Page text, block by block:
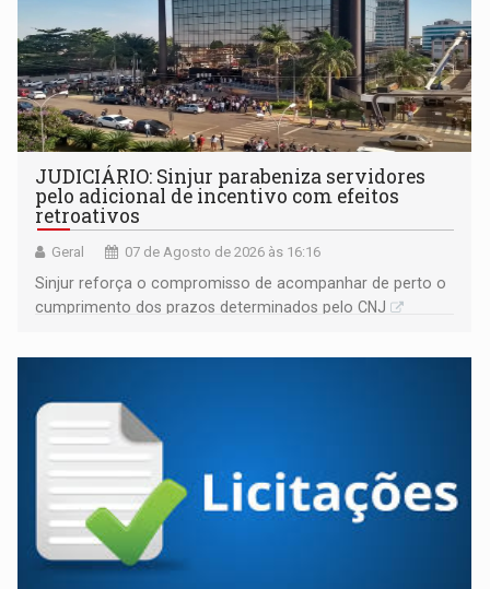
JUDICIÁRIO: Sinjur parabeniza servidores
pelo adicional de incentivo com efeitos
retroativos
Geral 07 de Agosto de 2026 às 16:16
Sinjur reforça o compromisso de acompanhar de perto o
cumprimento dos prazos determinados pelo CNJ